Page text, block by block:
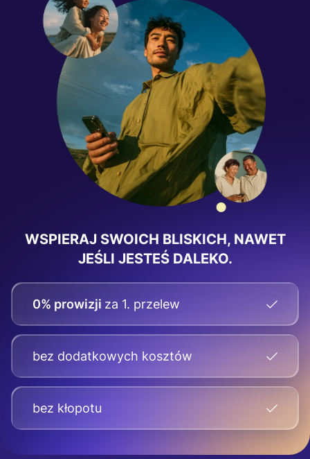
WSPIERAJ SWOICH BLISKICH, NAWET
JEŚLI JESTEŚ DALEKO.
0% prowizji za 1. przelew
bez dodatkowych kosztów
bez kłopotu